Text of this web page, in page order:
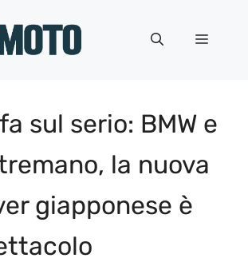
Menu
sul serio: BMW e
la nuova
giapponese è